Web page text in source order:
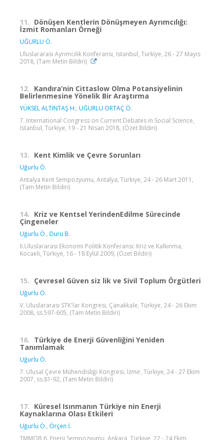
11. Dönüşen Kentlerin Dönüşmeyen Ayrımcılığı:
İzmit Romanları Örneği
UĞURLU Ö.
Uluslararası Ayrımcılık Konferansı, İstanbul, Türkiye, 26 - 27 Mayıs
2018, (Tam Metin Bildiri)
12. Kandıra’nin Cittaslow Olma Potansiyelinin
Belirlenmesine Yönelik Bir Araştırma
YÜKSEL ALTINTAŞ H., UĞURLU ORTAÇ Ö.
7. International Congress on Current Debates in Social Science,
İstanbul, Türkiye, 19 - 21 Nisan 2018, (Özet Bildiri)
13. Kent Kimlik ve Çevre Sorunları
Uğurlu Ö.
Antalya Kent Sempozyumu, Antalya, Türkiye, 24 - 26 Mart 2011,
(Tam Metin Bildiri)
14. Kriz ve Kentsel YerindenEdilme Sürecinde
Çingeneler
Uğurlu Ö., Duru B.
II.Uluslararası Ekonomi Politik Konferansı: Kriz ve Kalkınma,
Kocaeli, Türkiye, 16 - 18 Eylül 2009, (Özet Bildiri)
15. Çevresel Güven siz lik ve Sivil Toplum Örgütleri
Uğurlu Ö.
V. Uluslararası STK'lar Kongresi, Çanakkale, Türkiye, 24 - 26 Ekim
2008, ss.597-605, (Tam Metin Bildiri)
16. Türkiye de Enerji Güvenliğini Yeniden
Tanımlamak
Uğurlu Ö.
7. Ulusal Çevre Mühendisliği Kongresi, İzmir, Türkiye, 24 - 27 Ekim
2007, ss.81-92, (Tam Metin Bildiri)
17. Küresel Isınmanın Türkiye nin Enerji
Kaynaklarına Olası Etkileri
Uğurlu Ö., Örçen İ.